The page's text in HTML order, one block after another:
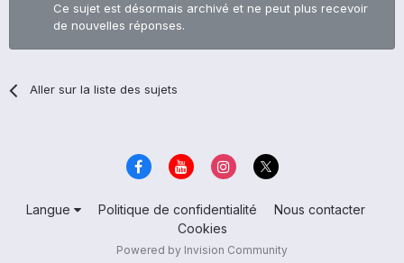
Ce sujet est désormais archivé et ne peut plus recevoir
de nouvelles réponses.
Aller sur la liste des sujets
Langue Politique de confidentialité
Nous contacter
Cookies
Powered by Invision Community